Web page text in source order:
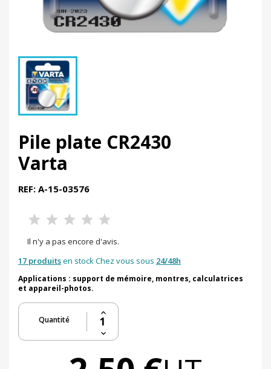
Pile plate CR2430
Varta
REF: A-15-03576
Il n'y a pas encore d'avis.
17 produitsen stock Chez vous sous 24/48h
Applications : support de mémoire, montres, calculatrices
et appareil-photos.
Quantité